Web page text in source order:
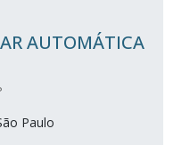
AUTOMÁTICA
Paulo